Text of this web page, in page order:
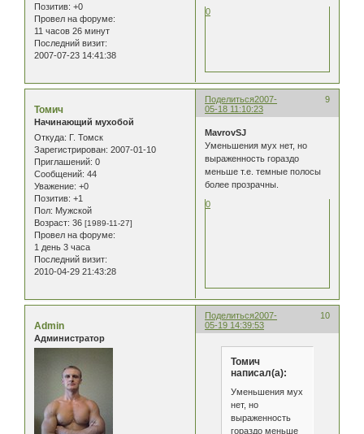
Позитив: +0
Провел на форуме:
11 часов 26 минут
Последний визит:
2007-07-23 14:41:38
0
Поделиться 9
2007-
05-18 11:10:23
Томич
Начинающий мухобой
Откуда: Г. Томск
Зарегистрирован: 2007-01-10
Приглашений: 0
Сообщений: 44
Уважение: +0
Позитив: +1
Пол: Мужской
Возраст: 36 [1989-11-27]
Провел на форуме:
1 день 3 часа
Последний визит:
2010-04-29 21:43:28
MavrovSJ
Уменьшения мух нет, но
выраженность гораздо
меньше т.е. темные полосы
более прозрачны.
0
Поделиться 10
2007-
05-19 14:39:53
Admin
Администратор
Томич
написал(а):
Уменьшения мух
нет, но
выраженность
гораздо меньше